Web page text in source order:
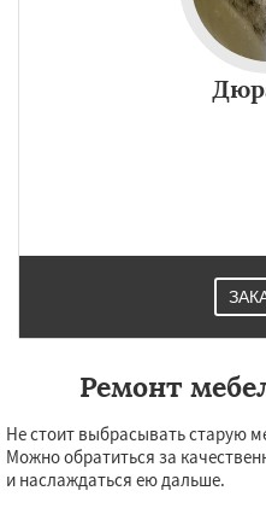
Ремонт
Не стоит выбрасывать старую
Можно обратиться за
и наслаждаться ею дальше.